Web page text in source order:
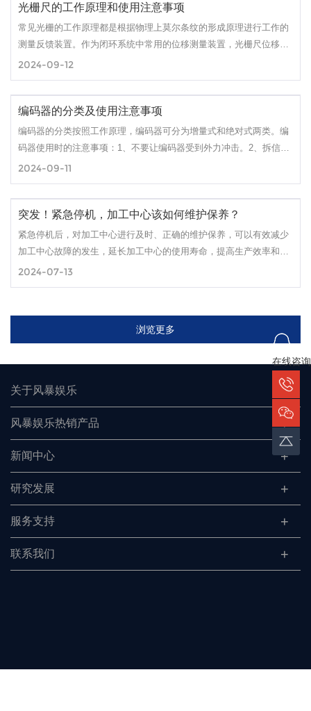
光栅尺的工作原理和使用注意事项
常见光栅的工作原理都是根据物理上莫尔条纹的形成原理进行工作的
测量反馈装置。作为闭环系统中常用的位移测量装置，光栅尺位移传
感器经常应用于数控机床、加工中心以及测量仪器等方面，可用作直
范围大、检测精度高、响应速度快的特点。
2024-09-12
编码器的分类及使用注意事项
编码器的分类按照工作原理，编码器可分为增量式和绝对式两类。编
码器使用时的注意事项：1、不要让编码器受到外力冲击。2、拆信号
线应断电后再进行。3、在布置走线时不要将编码器的线和强电电缆
干扰。
2024-09-11
突发！紧急停机，加工中心该如何维护保养？
紧急停机后，对加工中心进行及时、正确的维护保养，可以有效减少
加工中心故障的发生，延长加工中心的使用寿命，提高生产效率和产
品质量。因此，操作人员和维修人员应高度重视加工中心的维护保养
2024-07-13
浏览更多
关于风暴娱乐
风暴娱乐热销产品
新闻中心
研究发展
服务支持
联系我们
在线咨询